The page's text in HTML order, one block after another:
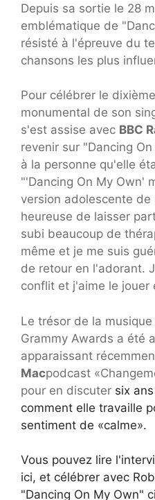
Depuis sa sortie le 28
emblématique de
résisté à l'épreuve du
chansons les plus
Pour célébrer le
monumental de son
s'est assise avec BBC
revenir sur "Dancing
à la personne qu'elle
"'Dancing On My Own'
version adolescente de
heureuse de laisser
subi beaucoup de
même et je me suis
de retour en l'adorant.
conflit et j'aime le jouer
Le trésor de la
Grammy Awards a été
apparaissant
Macpodcast
pour en discuter six
comment elle travaille
sentiment de «calme».
Vous pouvez lire
ici, et célébrer avec
"Dancing On My Own"